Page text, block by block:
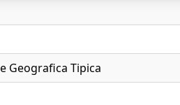
Geografica Tipica